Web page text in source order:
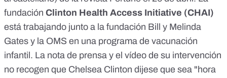
fundación Clinton Health Access Initiative (CHAI)
está trabajando junto a la fundación Bill y Melinda
Gates y la OMS en una programa de vacunación
infantil. La nota de prensa y el vídeo de su intervención
no recogen que Chelsea Clinton dijese que sea "hora